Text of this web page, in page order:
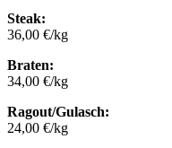
Steak:
36,00 €/kg
Braten:
34,00 €/kg
Ragout/Gulasch:
24,00 €/kg